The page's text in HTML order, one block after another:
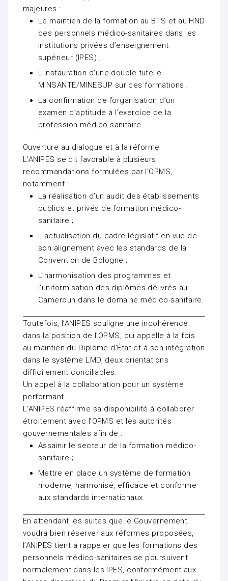
majeures :
Le maintien de la formation au BTS et au HND
des personnels médico-sanitaires dans les
institutions privées d’enseignement
supérieur (IPES) ;
L’instauration d’une double tutelle
MINSANTE/MINESUP sur ces formations ;
La confirmation de l’organisation d’un
examen d’aptitude à l’exercice de la
profession médico-sanitaire.
Ouverture au dialogue et à la réforme
L’ANIPES se dit favorable à plusieurs
recommandations formulées par l’OPMS,
notamment :
La réalisation d’un audit des établissements
publics et privés de formation médico-
sanitaire ;
L’actualisation du cadre législatif en vue de
son alignement avec les standards de la
Convention de Bologne ;
L’harmonisation des programmes et
l’uniformisation des diplômes délivrés au
Cameroun dans le domaine médico-sanitaire.
Toutefois, l’ANIPES souligne une incohérence
dans la position de l’OPMS, qui appelle à la fois
au maintien du Diplôme d’État et à son intégration
dans le système LMD, deux orientations
difficilement conciliables.
Un appel à la collaboration pour un système
performant
L’ANIPES réaffirme sa disponibilité à collaborer
étroitement avec l’OPMS et les autorités
gouvernementales afin de :
Assainir le secteur de la formation médico-
sanitaire ;
Mettre en place un système de formation
moderne, harmonisé, efficace et conforme
aux standards internationaux.
En attendant les suites que le Gouvernement
voudra bien réserver aux réformes proposées,
l’ANIPES tient à rappeler que les formations des
personnels médico-sanitaires se poursuivent
normalement dans les IPES, conformément aux